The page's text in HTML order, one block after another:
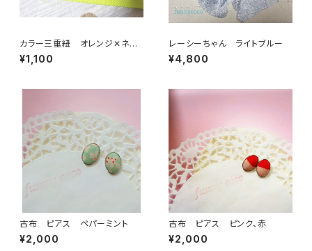
カラー三重紐 オレンジ✕ネオ
ンイエロー
¥1,100
レーシーちゃん ライトブルー
¥4,800
古布 ピアス ペパーミント
¥2,000
古布 ピアス ピンク、赤
¥2,000